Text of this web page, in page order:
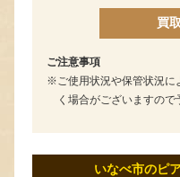
買
ご注意事項
ご使用状況や保管状況
く場合がございますので
いなべ市のピ